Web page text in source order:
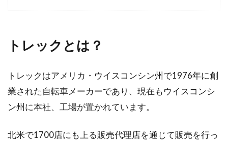
クロスバイクなどの自転車で通勤をする時、使
はないでしょうか...
ヘッド部をグリスアップ！
トレックとは？
トレックはアメリカ・ウイスコンシン州で1976年に創
業された自転車メーカーであり、現在もウイスコンシ
ン州に本社、工場が置かれています。
北米で1700店にも上る販売代理店を通じて販売を行っ